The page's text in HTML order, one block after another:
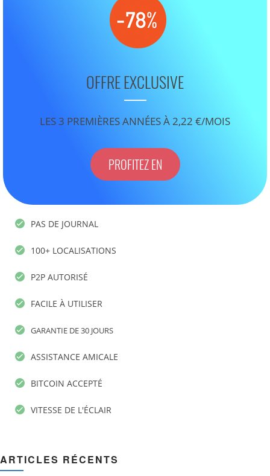
OFFRE EXCLUSIVE
LES 3 PREMIÈRES ANNÉES À 2,22 €/MOIS
PROFITEZ EN
PAS DE JOURNAL
100+ LOCALISATIONS
P2P AUTORISÉ
FACILE À UTILISER
GARANTIE DE 30 JOURS
ASSISTANCE AMICALE
BITCOIN ACCEPTÉ
VITESSE DE L'ÉCLAIR
ARTICLES RÉCENTS